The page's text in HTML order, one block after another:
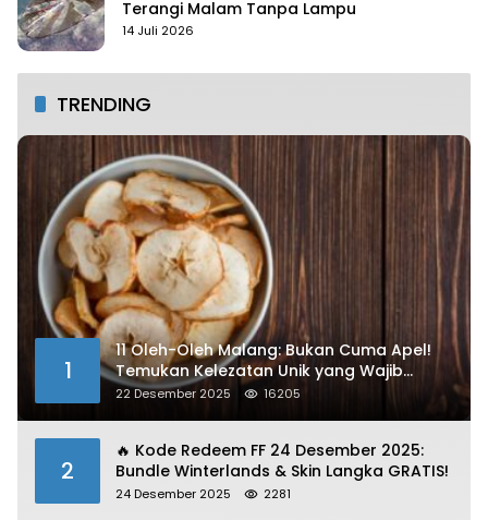
Terangi Malam Tanpa Lampu
14 Juli 2026
TRENDING
1
11 Oleh-Oleh Malang: Bukan Cuma Apel!
Temukan Kelezatan Unik yang Wajib
Dibawa
22 Desember 2025 16205
2
🔥 Kode Redeem FF 24 Desember 2025:
Bundle Winterlands & Skin Langka GRATIS!
24 Desember 2025 2281